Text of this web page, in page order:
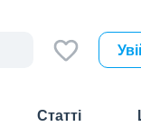
Статті